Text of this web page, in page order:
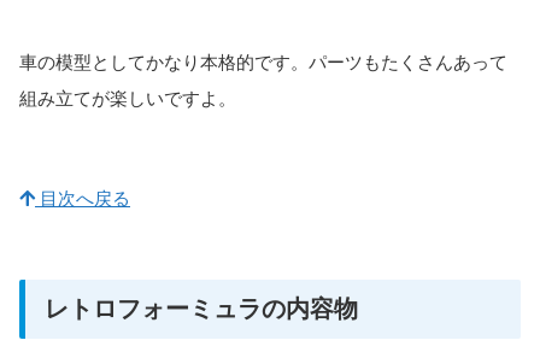
車の模型としてかなり本格的です。パーツもたくさんあって
組み立てが楽しいですよ。
目次へ戻る
レトロフォーミュラの内容物